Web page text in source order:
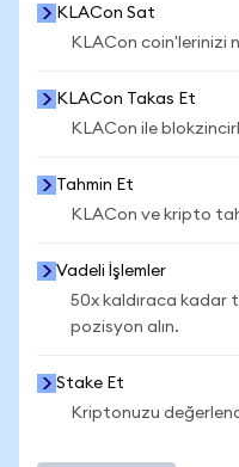
KLACon Sat
KLACon coin'lerinizi
KLACon Takas Et
KLACon ile
Tahmin Et
KLACon ve kripto
Vadeli İşlemler
50x kaldıraca kadar
pozisyon alın.
Stake Et
Kriptonuzu